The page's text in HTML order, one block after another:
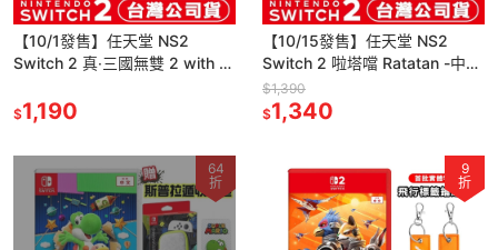
【10/1發售】任天堂 NS2
Switch 2 真‧三國無雙 2 with 猛
$1,190
【10/15發售】任天堂 NS2
Switch 2 啦塔噹 Ratatan -中文
版 [夢遊館] 音樂 節奏 同樂
$1,390
$1,340
64
折
9
折